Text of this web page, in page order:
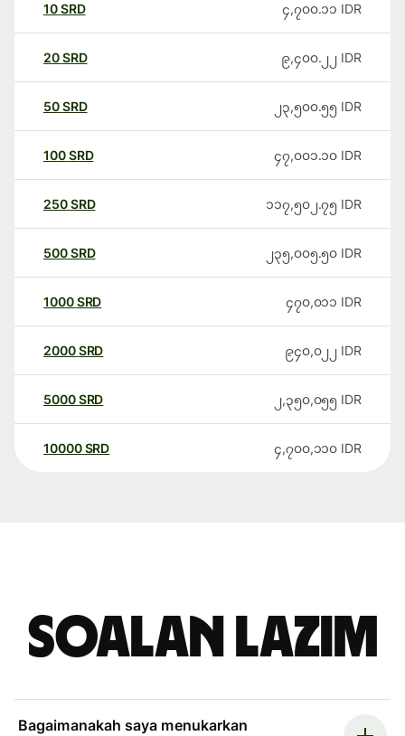
10SRD ၄,၇၀၀.၁၁ IDR
20SRD ၉,၄၀၀.၂၂ IDR
50SRD ၂၃,၅၀၀.၅၅ IDR
100SRD ၄၇,၀၀၁.၁၀ IDR
250SRD ၁၁၇,၅၀၂.၇၅ IDR
500SRD ၂၃၅,၀၀၅.၅၀ IDR
1000SRD ၄၇၀,၀၁၁ IDR
2000SRD ၉၄၀,၀၂၂ IDR
5000SRD ၂,၃၅၀,၀၅၅ IDR
10000 SRD ၄,၇၀၀,၁၁၀ IDR
Soalan Lazim
Bagaimanakah saya menukarkan